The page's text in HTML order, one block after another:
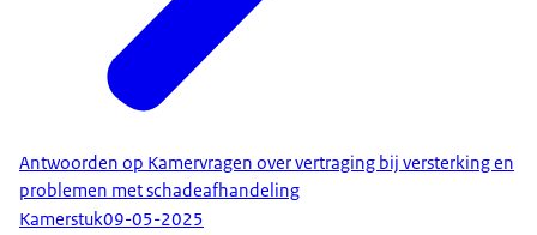
Antwoorden op Kamervragen over vertraging bij versterking en
problemen met schadeafhandeling
Kamerstuk09-05-2025